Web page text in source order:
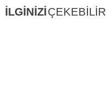
İLGİNİZİÇEKEBİLİR